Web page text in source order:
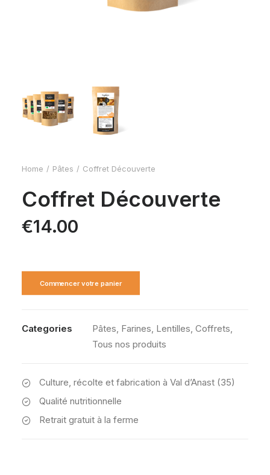
Home Pâtes Coffret Découverte
Coffret Découverte
€14.00
Commencer votre panier
Categories Pâtes, Farines, Lentilles, Coffrets,
Tous nos produits
Culture, récolte et fabrication à Val d’Anast (35)
Qualité nutritionnelle
Retrait gratuit à la ferme